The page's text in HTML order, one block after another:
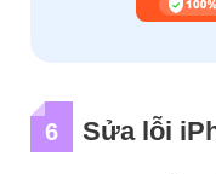
6
Sửa lỗi